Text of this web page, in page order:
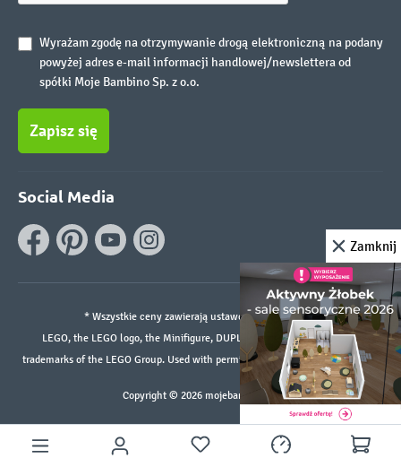
Wyrażam zgodę na otrzymywanie drogą elektroniczną na podany
powyżej adres e-mail informacji handlowej/newslettera od
spółki Moje Bambino Sp. z o.o.
Zapisz się
Social Media
* Wszystkie ceny zawierają ustawowy podatek VAT.
LEGO, the LEGO logo, the Minifigure, DUPLO, and the SPIKE logo are
trademarks of the LEGO Group. Used with permission. ©2026 The LEGO Group
Copyright © 2026 mojebambino.pl
Zamknij